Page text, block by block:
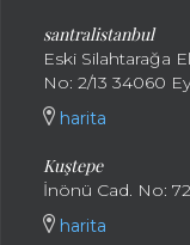
santralistanbul
Eski Silahtarağa
No: 2/13 34060
harita
Kuştepe
İnönü Cad. No:
harita